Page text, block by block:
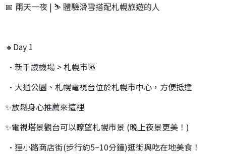
📅 兩天一夜 | ⛷ 體驗滑雪搭配札幌旅遊的人
🔸Day 1
•新千歲機場 > 札幌市區
•大通公園、札幌電視台位於札幌市中心，方便抵達
✨放鬆身心推薦來這裡
✨電視塔景觀台可以瞭望札幌市景 (晚上夜景更美！)
•狸小路商店街(步行約5~10分鐘)逛街與吃在地美食！